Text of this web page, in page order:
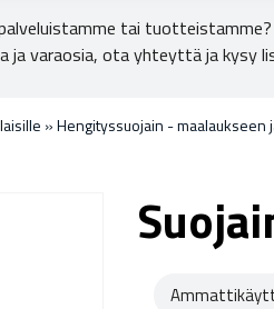
tai
ja varaosia, ota yhteyttä ja kysy
»Hengityssuojain - maalaukseen